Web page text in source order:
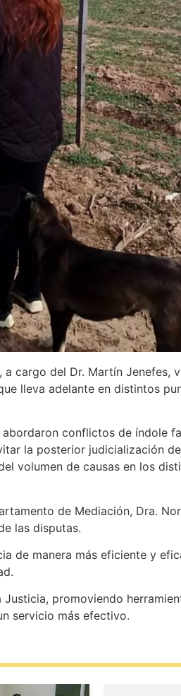
cargo del Dr. Martín Jenefes,
lleva adelante en distintos
abordaron conflictos de índole
la posterior judicialización
volumen de causas en los
de Mediación, Dra.
las disputas.
de manera más eficiente y
promoviendo
servicio más efectivo.